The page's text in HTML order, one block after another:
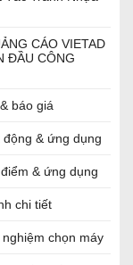
CÁO VIETAD
ĐẦU CÔNG
báo giá
& ứng dụng
& ứng dụng
chi tiết
chọn máy